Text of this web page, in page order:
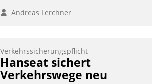
Andreas Lerchner
Verkehrssicherungspflicht
Hanseat sichert
Verkehrswege neu